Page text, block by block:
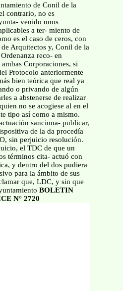
de Conil de la
contrario, no es
venido unos
a ter- miento de
es el caso de ceros, con
Arquitectos y, Conil de la
reco- en
Corporaciones, si
Protocolo anteriormente
bien teórica que real ya
o privando de algún
a abstenerse de realizar
no se acogiese al en el
tipo así como a mismo.
sanciona- publicar,
de la da procedía
sin perjuicio resolución.
el TDC de que un
términos cita- actuó con
y dentro del dos pudiera
para la ámbito de sus
que, LDC, y sin que
BOLETIN
N° 2720